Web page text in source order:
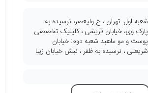
شعبه اول: تهران ، خ ولیعصر، نرسیده به
پارک وی، خیابان قریشی ، کلینیک تخصصی
پوست و مو ماهبد شعبه دوم: خیابان
شریعتی ، نرسیده به ظفر ، نبش خیابان زیبا